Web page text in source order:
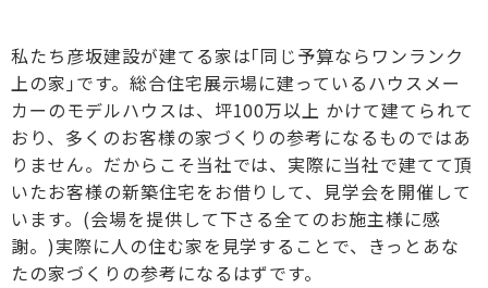
私たち彦坂建設が建てる家は｢同じ予算ならワンランク
上の家｣です。総合住宅展示場に建っているハウスメー
カーのモデルハウスは、坪100万以上 かけて建てられて
おり、多くのお客様の家づくりの参考になるものではあ
りません。だからこそ当社では、実際に当社で建てて頂
いたお客様の新築住宅をお借りして、見学会を開催して
います。(会場を提供して下さる全てのお施主様に感
謝。)実際に人の住む家を見学することで、きっとあな
たの家づくりの参考になるはずです。